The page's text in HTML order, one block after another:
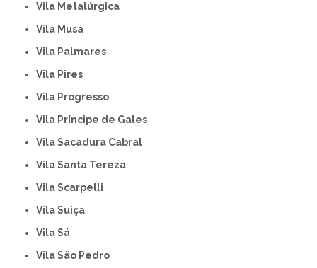
Vila Metalúrgica
Vila Musa
Vila Palmares
Vila Pires
Vila Progresso
Vila Príncipe de Gales
Vila Sacadura Cabral
Vila Santa Tereza
Vila Scarpelli
Vila Suíça
Vila Sá
Vila São Pedro